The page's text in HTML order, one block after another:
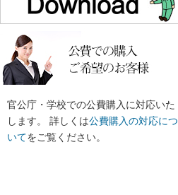
官公庁・学校での公費購入に対応いた
します。 詳しくは公費購入の対応につ
いてをご覧ください。